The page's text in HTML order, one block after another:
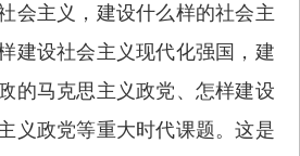
会主义，建设什么样的社会主
建设社会主义现代化强国，建
的马克思主义政党、怎样建设
义政党等重大时代课题。这是